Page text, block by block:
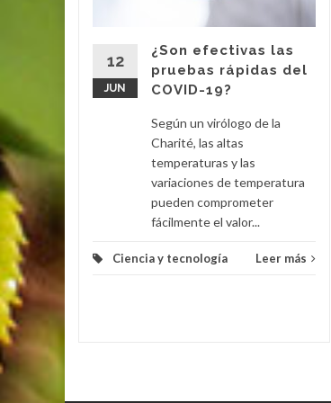
más
12
JUN
¿Son efectivas las
pruebas rápidas del
COVID-19?
Según un virólogo de la
Charité, las altas
temperaturas y las
variaciones de temperatura
pueden comprometer
fácilmente el valor...
Ciencia y tecnología Leer más